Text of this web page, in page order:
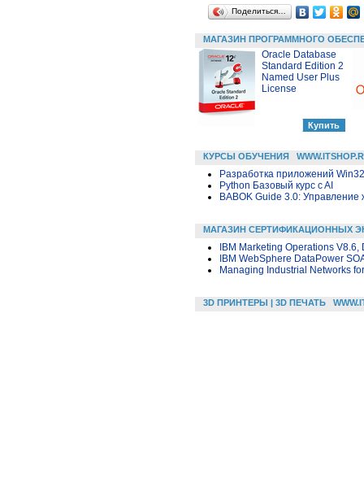
Поделиться…
МАГАЗИН ПРОГРАММНОГО
Oracle Database
Standard Edition 2
Named User Plus
License
КУРСЫ ОБУЧЕНИЯ
Разработка приложений
Python Базовый курс c AI
BABOK Guide 3.0:
МАГАЗИН СЕРТИФИКАЦИОННЫХ
IBM Marketing Operations V8.6,
IBM WebSphere DataPower
Managing Industrial Networks
3D ПРИНТЕРЫ | 3D ПЕЧАТЬ